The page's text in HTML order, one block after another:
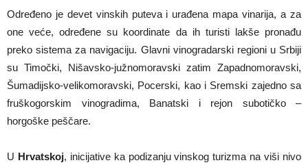
Određeno je devet vinskih puteva i urađena mapa vinarija, a za
one veće, određene su koordinate da ih turisti lakše pronađu
preko sistema za navigaciju. Glavni vinogradarski regioni u Srbiji
su Timočki, Nišavsko-južnomoravski zatim Zapadnomoravski,
Šumadijsko-velikomoravski, Pocerski, kao i Sremski zajedno sa
fruškogorskim vinogradima, Banatski i rejon subotičko –
horgoške peščare.
U Hrvatskoj, inicijative ka podizanju vinskog turizma na viši nivo